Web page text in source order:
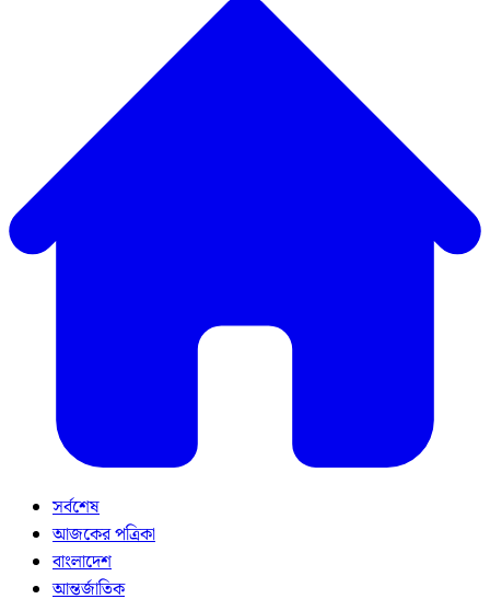
সর্বশেষ
আজকের পত্রিকা
বাংলাদেশ
আন্তর্জাতিক